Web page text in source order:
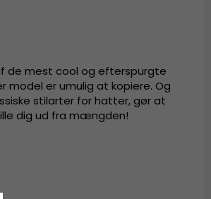
de mest cool og efterspurgte
model er umulig at kopiere. Og
stilarter for hatter, gør at
dig ud fra mængden!